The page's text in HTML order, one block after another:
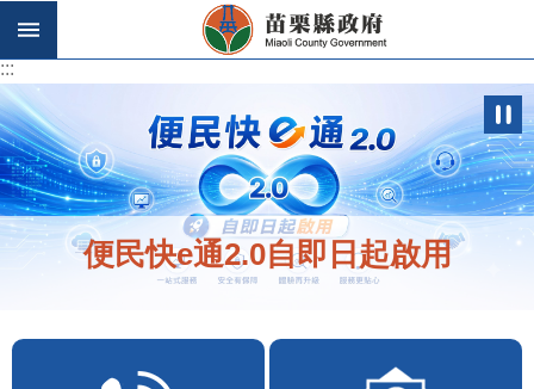
跳到主要內容區塊
:::
:::
便民快e通2.0自即日起啟用